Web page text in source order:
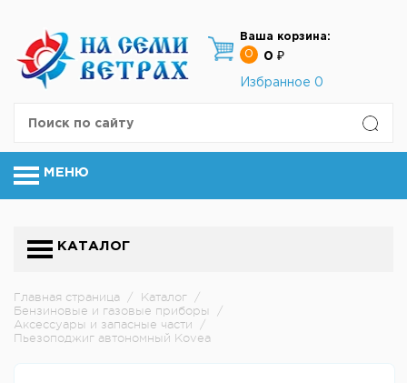
Ваша корзина:
0
0 ₽
Избранное 0
МЕНЮ
КАТАЛОГ
Главная страница / Каталог /
Бензиновые и газовые приборы
/
Аксессуары и запасные части
/
Пьезоподжиг автономный Kovea